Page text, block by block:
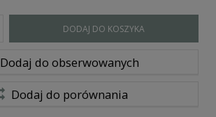
DODAJ DO KOSZYKA
Dodaj do obserwowanych
Dodaj do porównania